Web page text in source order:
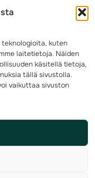
teknologioita, kuten
laitetietoja. Näiden
käsitellä tietoja,
tällä sivustolla.
vaikuttaa sivuston
Helsinki, Finland
ohjeet